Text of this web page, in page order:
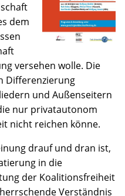
dem
versehen wolle. Die
Differenzierung
und Außenseitern
nur privatautonom
nicht reichen könne.
drauf und dran ist,
in die
der Koalitionsfreiheit
Verständnis